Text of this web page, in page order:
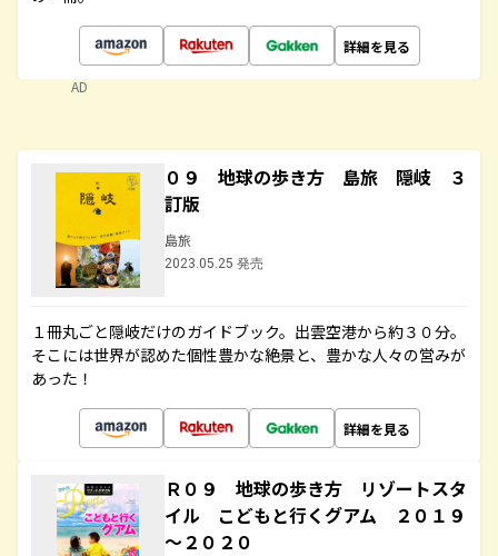
詳細を見る
AD
０９ 地球の歩き方 島旅 隠岐 ３
訂版
島旅
2023.05.25 発売
１冊丸ごと隠岐だけのガイドブック。出雲空港から約３０分。
そこには世界が認めた個性豊かな絶景と、豊かな人々の営みが
あった！
詳細を見る
Ｒ０９ 地球の歩き方 リゾートスタ
イル こどもと行くグアム ２０１９
～２０２０